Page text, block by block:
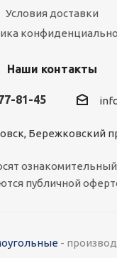
Условия доставки
Наши контакты
81-45
Бережковский
публичной
-